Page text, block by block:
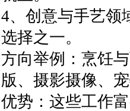
4、创意与手艺领
选择之一。
方向举例：烹饪
版、摄影摄像、
优势：这些工作